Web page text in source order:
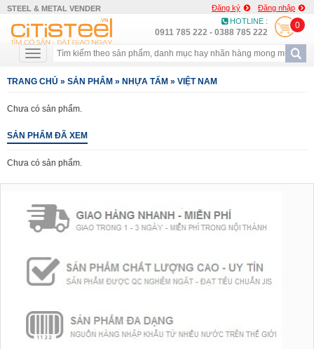
STEEL & METAL VENDER Đăng ký
Đăng nhập
HOTLINE :
0911 785 222 - 0388 785 222
0
TRANG CHỦ » SẢN PHẨM » NHỰA TẤM » VIỆT NAM
Chưa có sản phẩm.
SẢN PHẨM ĐÃ XEM
Chưa có sản phẩm.